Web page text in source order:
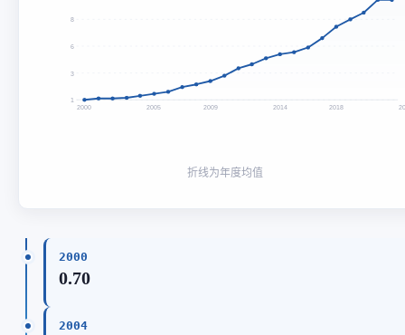
8
6
3
1
2000 2005 2009 2014 2018
折线为年度均值
2000
0.70
2004